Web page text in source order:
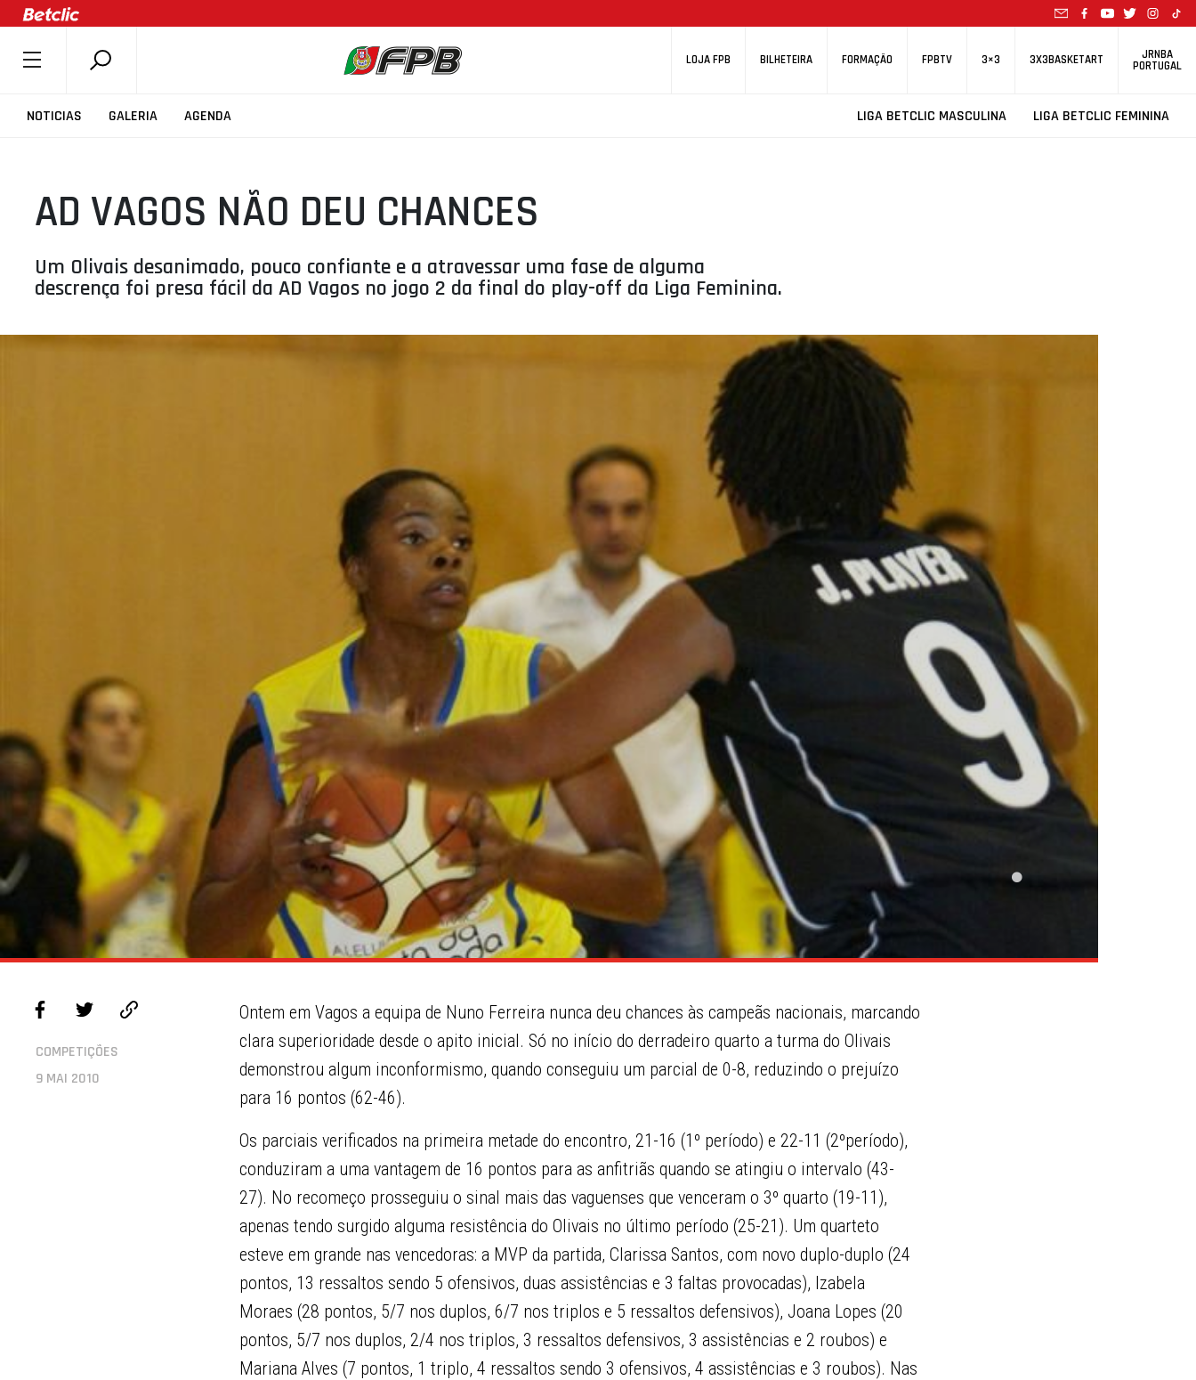
LOJA FPB BILHETEIRA FORMAÇÃO FPBTV 3×3 3X3BASKETART JRNBA
PORTUGAL
NOTICIAS GALERIA AGENDA LIGA BETCLIC MASCULINA LIGA BETCLIC FEMININA
SOBRE A FPB
COMPETIÇÕES
ASSOCIAÇÕES
CLUBES
AGENTES
AGENDA
AD VAGOS NÃO DEU CHANCES
Um Olivais desanimado, pouco confiante e a atravessar uma fase de alguma
descrença foi presa fácil da AD Vagos no jogo 2 da final do play-off da Liga Feminina.
COMPETIÇÕES
9 MAI 2010
Ontem em Vagos a equipa de Nuno Ferreira nunca deu chances às campeãs nacionais, marcando
clara superioridade desde o apito inicial. Só no início do derradeiro quarto a turma do Olivais
demonstrou algum inconformismo, quando conseguiu um parcial de 0-8, reduzindo o prejuízo
para 16 pontos (62-46).
Os parciais verificados na primeira metade do encontro, 21-16 (1º período) e 22-11 (2ºperíodo),
conduziram a uma vantagem de 16 pontos para as anfitriãs quando se atingiu o intervalo (43-
27). No recomeço prosseguiu o sinal mais das vaguenses que venceram o 3º quarto (19-11),
apenas tendo surgido alguma resistência do Olivais no último período (25-21). Um quarteto
esteve em grande nas vencedoras: a MVP da partida, Clarissa Santos, com novo duplo-duplo (24
pontos, 13 ressaltos sendo 5 ofensivos, duas assistências e 3 faltas provocadas), Izabela
Moraes (28 pontos, 5/7 nos duplos, 6/7 nos triplos e 5 ressaltos defensivos), Joana Lopes (20
pontos, 5/7 nos duplos, 2/4 nos triplos, 3 ressaltos defensivos, 3 assistências e 2 roubos) e
Mariana Alves (7 pontos, 1 triplo, 4 ressaltos sendo 3 ofensivos, 4 assistências e 3 roubos). Nas